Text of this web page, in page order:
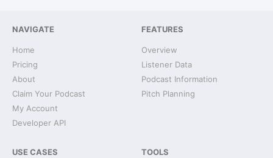
NAVIGATE
Home
Pricing
About
Claim Your Podcast
My Account
Developer API
FEATURES
Overview
Listener Data
Podcast Information
Pitch Planning
USE CASES TOOLS